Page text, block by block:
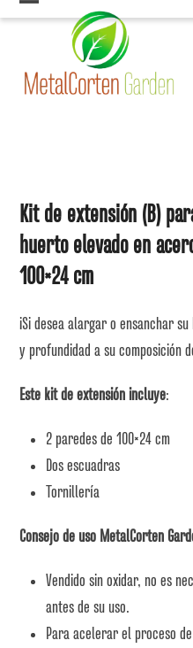
Open
menu
Close
menu
Kit de extensión (B)
huerto elevado en
100×24 cm
¡Si desea alargar o ensanchar
y profundidad a su composición
Este kit de extensión incluye:
2 paredes de 100×24 cm
Dos escuadras
Tornillería
Consejo de uso MetalCorten
Vendido sin oxidar, no es
antes de su uso.
Para acelerar el proceso